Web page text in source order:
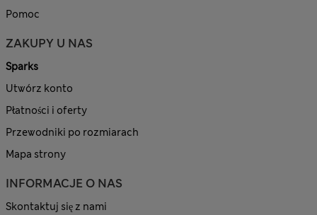
Pomoc
ZAKUPY U NAS
Sparks
Utwórz konto
Płatności i oferty
Przewodniki po rozmiarach
Mapa strony
INFORMACJE O NAS
Skontaktuj się z nami